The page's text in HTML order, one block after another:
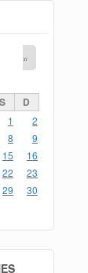
»
S D
1
2
8
9
15
16
22
23
29
30